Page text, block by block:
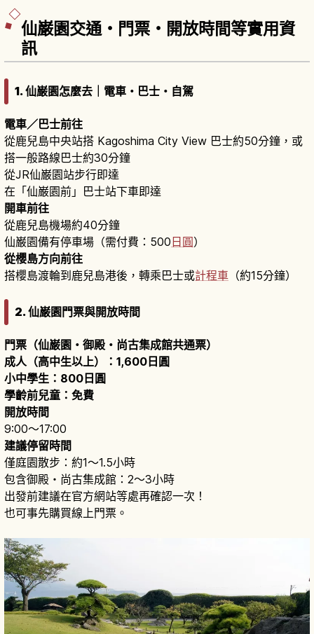
仙巌園交通・門票・開放時間等實用資
訊
1. 仙巌園怎麼去｜電車・巴士・自駕
電車／巴士前往
從鹿兒島中央站搭 Kagoshima City View 巴士約50分鐘，或
搭一般路線巴士約30分鐘
從JR仙巌園站步行即達
在「仙巌園前」巴士站下車即達
開車前往
從鹿兒島機場約40分鐘
仙巌園備有停車場（需付費：500日圓）
從櫻島方向前往
搭櫻島渡輪到鹿兒島港後，轉乘巴士或計程車 （約15分鐘）
2. 仙巌園門票與開放時間
門票（仙巌園・御殿・尚古集成館共通票）
成人（高中生以上）：1,600日圓
小中學生：800日圓
學齡前兒童：免費
開放時間
9:00〜17:00
建議停留時間
僅庭園散步：約1〜1.5小時
包含御殿・尚古集成館：2〜3小時
出發前建議在官方網站等處再確認一次！
也可事先購買線上門票。